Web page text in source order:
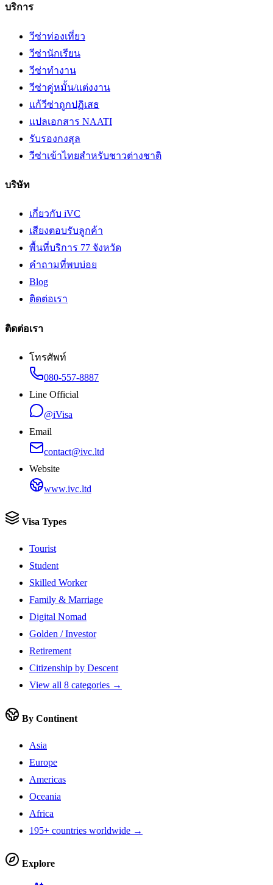
บริการ
วีซ่าท่องเที่ยว
วีซ่านักเรียน
วีซ่าทำงาน
วีซ่าคู่หมั้น/แต่งงาน
แก้วีซ่าถูกปฏิเสธ
แปลเอกสาร NAATI
รับรองกงสุล
วีซ่าเข้าไทยสำหรับชาวต่างชาติ
บริษัท
เกี่ยวกับ iVC
เสียงตอบรับลูกค้า
พื้นที่บริการ 77 จังหวัด
คำถามที่พบบ่อย
Blog
ติดต่อเรา
ติดต่อเรา
โทรศัพท์
080-557-8887
Line Official
@iVisa
Email
contact@ivc.ltd
Website
www.ivc.ltd
Visa Types
Tourist
Student
Skilled Worker
Family & Marriage
Digital Nomad
Golden / Investor
Retirement
Citizenship by Descent
View all 8 categories →
By Continent
Asia
Europe
Americas
Oceania
Africa
195+ countries worldwide →
Explore